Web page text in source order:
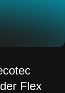
Flex